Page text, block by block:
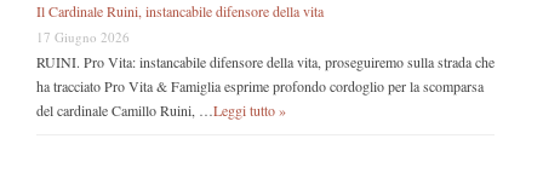
Il Cardinale Ruini, instancabile difensore della vita
17 Giugno 2026
RUINI. Pro Vita: instancabile difensore della vita, proseguiremo sulla strada che
ha tracciato Pro Vita & Famiglia esprime profondo cordoglio per la scomparsa
del cardinale Camillo Ruini, … Leggi tutto »